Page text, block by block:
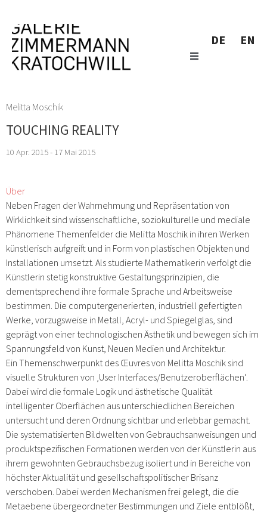
DE EN
Melitta Moschik
TOUCHING REALITY
10 Apr. 2015 - 17 Mai 2015
Über
Neben Fragen der Wahrnehmung und Repräsentation von
Wirklichkeit sind wissenschaftliche, soziokulturelle und mediale
Phänomene Themenfelder die Melitta Moschik in ihren Werken
künstlerisch aufgreift und in Form von plastischen Objekten und
Installationen umsetzt. Als studierte Mathematikerin verfolgt die
Künstlerin stetig konstruktive Gestaltungsprinzipien, die
dementsprechend ihre formale Sprache und Arbeitsweise
bestimmen. Die computergenerierten, industriell gefertigten
Werke, vorzugsweise in Metall, Acryl- und Spiegelglas, sind
geprägt von einer technologischen Ästhetik und bewegen sich im
Spannungsfeld von Kunst, Neuen Medien und Architektur.
Ein Themenschwerpunkt des Œuvres von Melitta Moschik sind
visuelle Strukturen von ‚User Interfaces/Benutzeroberflächen‘.
Dabei wird die formale Logik und ästhetische Qualität
intelligenter Oberflächen aus unterschiedlichen Bereichen
untersucht und deren Ordnung sichtbar und erlebbar gemacht.
Die systematisierten Bildwelten von Gebrauchsanweisungen und
produktspezifischen Formationen werden von der Künstlerin aus
ihrem gewohnten Gebrauchsbezug isoliert und in Bereiche von
höchster Aktualität und gesellschaftspolitischer Brisanz
verschoben. Dabei werden Mechanismen frei gelegt, die die
Metaebene übergeordneter Bestimmungen und Ziele entblößt,